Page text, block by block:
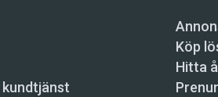
Köp
Hitta